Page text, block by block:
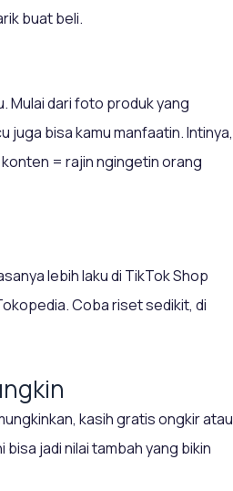
buat beli.
Mulai dari foto produk yang
bisa kamu manfaatin. Intinya,
konten = rajin ngingetin orang
lebih laku di TikTok Shop
Coba riset sedikit, di
kasih gratis ongkir atau
jadi nilai tambah yang bikin